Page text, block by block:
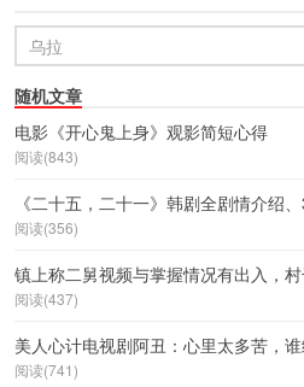
随机文章
电影《开心鬼上身》观影简短心得
阅读(843)
《二十五，二十一》韩剧全剧情介绍
阅读(356)
镇上称二舅视频与掌握情况有出入，
阅读(437)
美人心计电视剧阿丑：心里太多苦，
阅读(741)